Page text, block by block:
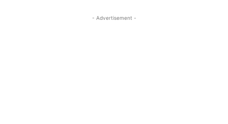
- Advertisement -